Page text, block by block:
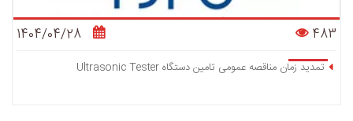
1404/04/28 483
تمدید زمان مناقصه عمومی تامین دستگاه Ultrasonic Tester